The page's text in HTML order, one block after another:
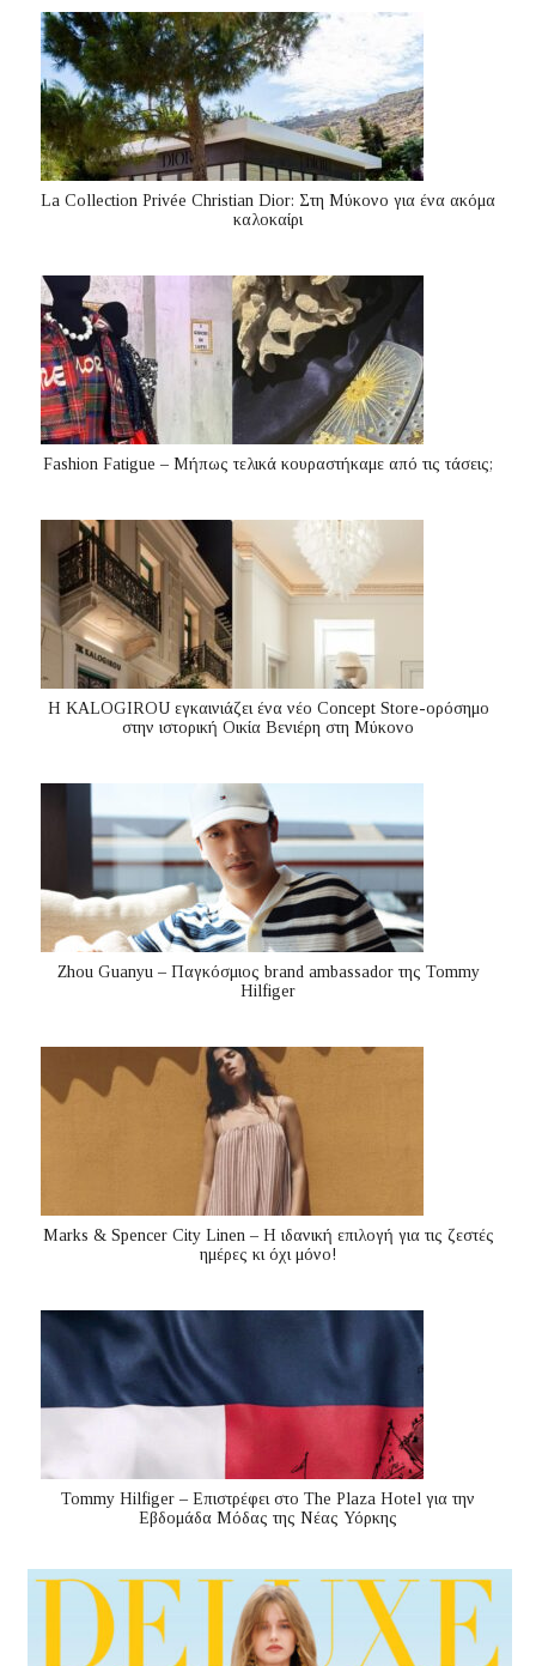
La Collection Privée Christian Dior: Στη Μύκονο για ένα ακόμα
καλοκαίρι
Fashion Fatigue – Μήπως τελικά κουραστήκαμε από τις τάσεις;
Η KALOGIROU εγκαινιάζει ένα νέο Concept Store-ορόσημο
στην ιστορική Οικία Βενιέρη στη Μύκονο
Zhou Guanyu – Παγκόσμιος brand ambassador της Tommy
Hilfiger
Marks & Spencer City Linen – Η ιδανική επιλογή για τις ζεστές
ημέρες κι όχι μόνο!
Tommy Hilfiger – Επιστρέφει στο The Plaza Hotel για την
Εβδομάδα Μόδας της Νέας Υόρκης